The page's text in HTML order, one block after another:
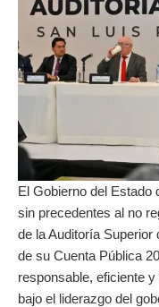
El Gobierno del Estado
sin precedentes al no
de la Auditoría
de su Cuenta Pública
responsable, eficiente
bajo el liderazgo del